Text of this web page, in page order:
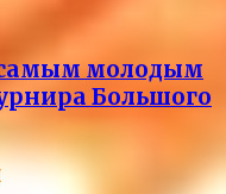
самым молодым
Большого